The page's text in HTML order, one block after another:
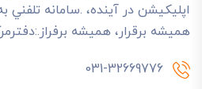
اپليکيشن در آينده، .سامانه تلفني
هميشه برقرار، هميشه
031-32669776